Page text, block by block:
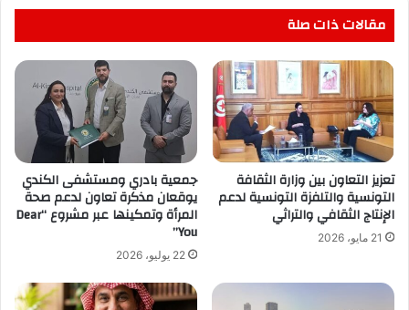
مقالات ذات صلة
تعزيز التعاون بين وزارة الثقافة
التونسية والتلفزة التونسية لدعم
الإنتاج الثقافي والتراثي
21 مايو، 2026
جمعية بادري ومستشفى الكندي
يوقعان مذكرة تعاون لدعم صحة
المرأة وتمكينها عبر مشروع “Dear
You”
22 يوليو، 2026